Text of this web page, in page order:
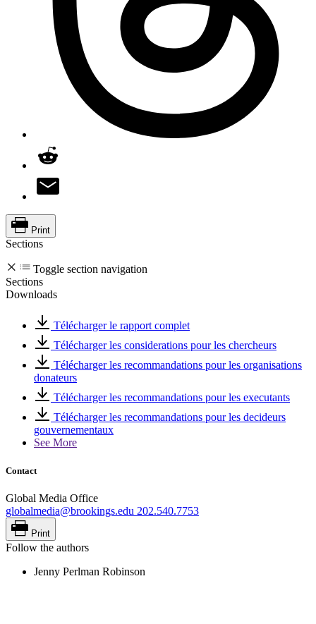
Print
Sections
Toggle section navigation
Sections
Downloads
Télécharger le rapport complet
Télécharger les considerations pour les chercheurs
Télécharger les recommandations pour les organisations
donateurs
Télécharger les recommandations pour les executants
Télécharger les recommandations pour les decideurs
gouvernementaux
See More
Contact
Global Media Office
globalmedia@brookings.edu 202.540.7753
Print
Follow the authors
Jenny Perlman Robinson